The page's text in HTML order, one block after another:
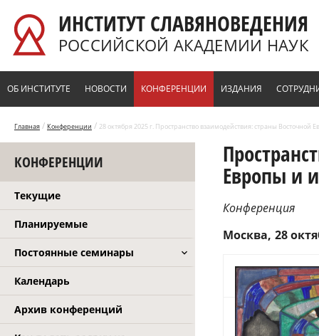
ИНСТИТУТ СЛАВЯНОВЕДЕНИЯ
РОССИЙСКОЙ АКАДЕМИИ НАУК
ОБ ИНСТИТУТЕ НОВОСТИ КОНФЕРЕНЦИИ ИЗДАНИЯ
Главная / Конференции / 28 октября 2025 г. Пространство взаимодействия: страны Восточной
КОНФЕРЕНЦИИ
Текущие
Планируемые
Постоянные семинары
Календарь
Архив конференций
Европы и
Конференция
Москва 28